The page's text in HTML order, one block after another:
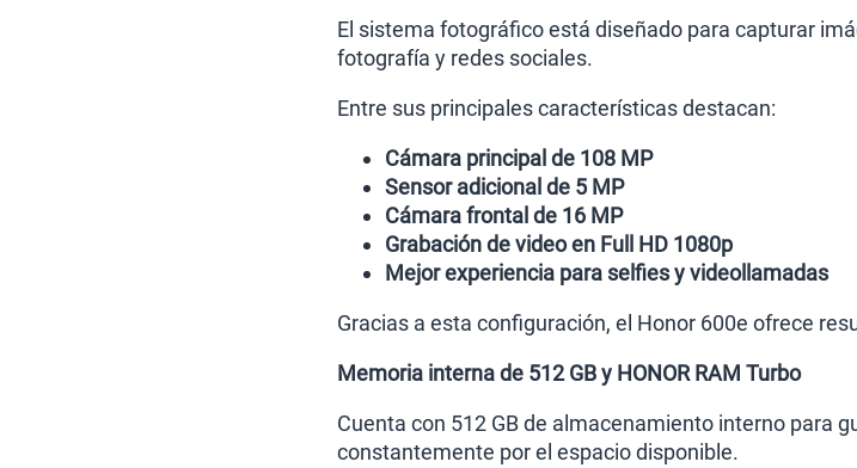
El sistema fotográfico está diseñado para capturar
fotografía y redes sociales.
Entre sus principales características destacan:
Cámara principal de 108 MP
Sensor adicional de 5 MP
Cámara frontal de 16 MP
Grabación de video en Full HD 1080p
Mejor experiencia para selfies y videollamadas
Gracias a esta configuración, el Honor 600e ofrece
Memoria interna de 512 GB y HONOR RAM Turbo
Cuenta con 512 GB de almacenamiento interno para
constantemente por el espacio disponible.